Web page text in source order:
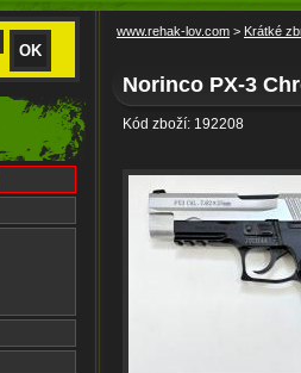
www.rehak-lov.com > Krátké
Norinco PX-3
Kód zboží: 192208